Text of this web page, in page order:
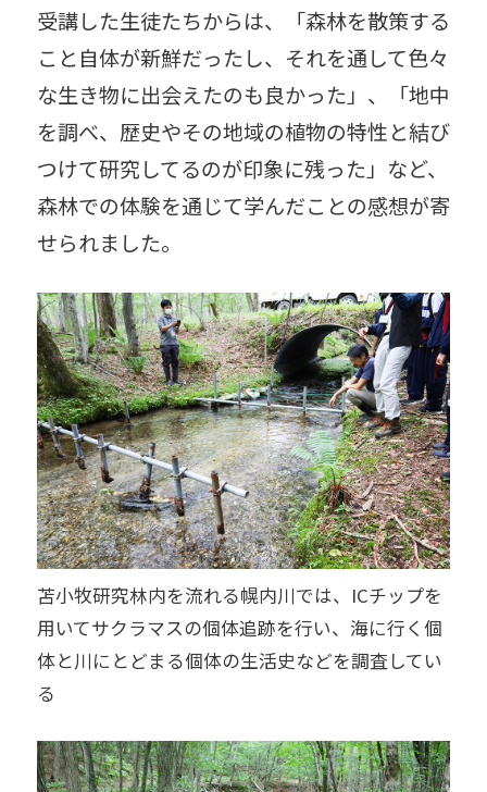
受講した生徒たちからは、「森林を散策する
こと自体が新鮮だったし、それを通して色々
な生き物に出会えたのも良かった」、「地中
を調べ、歴史やその地域の植物の特性と結び
つけて研究してるのが印象に残った」など、
森林での体験を通じて学んだことの感想が寄
せられました。
苫小牧研究林内を流れる幌内川では、ICチップを
用いてサクラマスの個体追跡を行い、海に行く個
体と川にとどまる個体の生活史などを調査してい
る